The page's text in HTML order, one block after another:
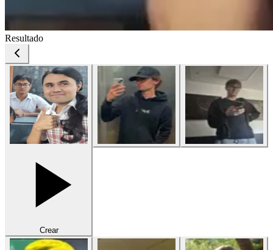
Resultado
Crear